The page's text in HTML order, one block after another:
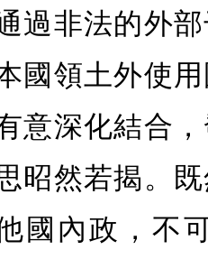
過非法的外
國領土外使
意深化結合
昭然若揭。
國內政，不